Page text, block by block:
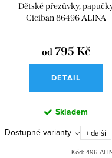
Dětské přezůvky,
Ciciban 86496 ALINA
od795 Kč
DETAIL
Skladem
Dostupné varianty
+ další
Kód: 496